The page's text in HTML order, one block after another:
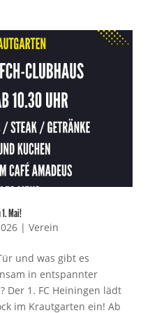
Mai!
| Verein
und was gibt es
in entspannter
Der 1. FC Heiningen lädt
im Krautgarten ein! Ab